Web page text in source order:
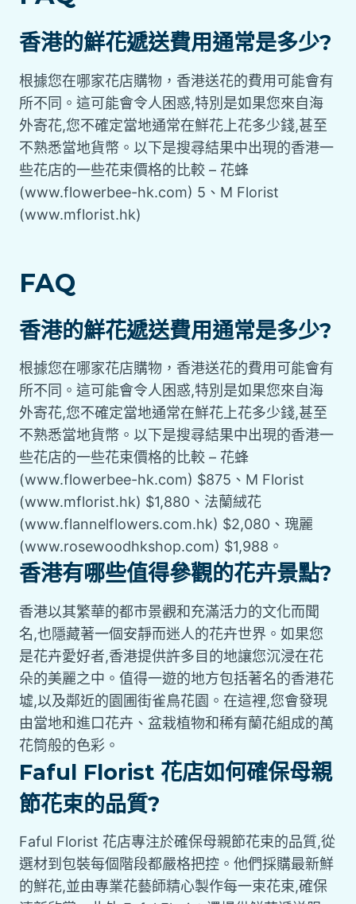
香港的鮮花遞送費用通常是多少?
根據您在哪家花店購物，香港送花的費用可能會有
所不同。這可能會令人困惑,特別是如果您來自海
外寄花,您不確定當地通常在鮮花上花多少錢,甚至
不熟悉當地貨幣。以下是搜尋結果中出現的香港一
些花店的一些花束價格的比較 – 花蜂
(www.flowerbee-hk.com) 5、M Florist
(www.mflorist.hk)
FAQ
香港的鮮花遞送費用通常是多少?
根據您在哪家花店購物，香港送花的費用可能會有
所不同。這可能會令人困惑,特別是如果您來自海
外寄花,您不確定當地通常在鮮花上花多少錢,甚至
不熟悉當地貨幣。以下是搜尋結果中出現的香港一
些花店的一些花束價格的比較 – 花蜂
(www.flowerbee-hk.com) $875、M Florist
(www.mflorist.hk) $1,880、法蘭絨花
(www.flannelflowers.com.hk) $2,080、瑰麗
(www.rosewoodhkshop.com) $1,988。
香港有哪些值得參觀的花卉景點?
香港以其繁華的都市景觀和充滿活力的文化而聞
名,也隱藏著一個安靜而迷人的花卉世界。如果您
是花卉愛好者,香港提供許多目的地讓您沉浸在花
朵的美麗之中。值得一遊的地方包括著名的香港花
墟,以及鄰近的園圃街雀鳥花園。在這裡,您會發現
由當地和進口花卉、盆栽植物和稀有蘭花組成的萬
花筒般的色彩。
Faful Florist 花店如何確保母親
節花束的品質?
Faful Florist 花店專注於確保母親節花束的品質,從
選材到包裝每個階段都嚴格把控。他們採購最新鮮
的鮮花,並由專業花藝師精心製作每一束花束,確保